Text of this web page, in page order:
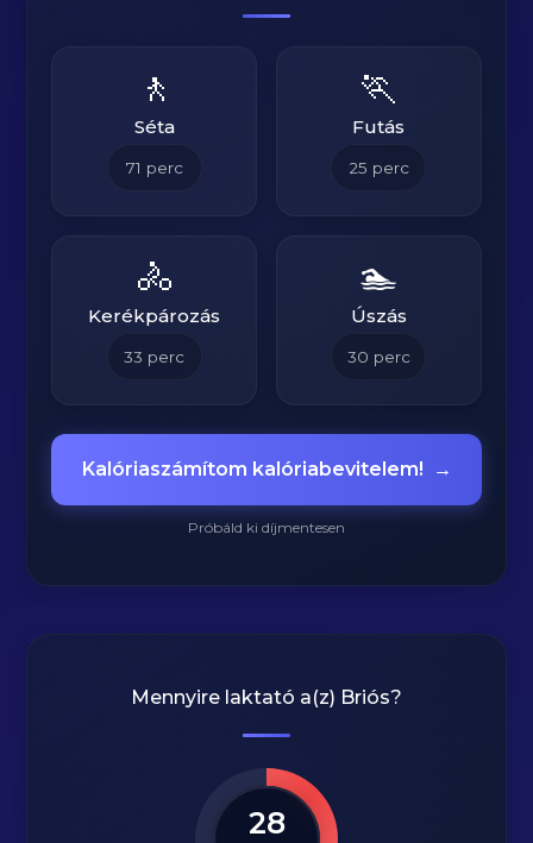
🚶
Séta
71 perc
🏃
Futás
25 perc
🚴
Kerékpározás
33 perc
🏊
Úszás
30 perc
Kalóriaszámítom kalóriabevitelem! →
Próbáld ki díjmentesen
Mennyire laktató a(z) Briós?
28